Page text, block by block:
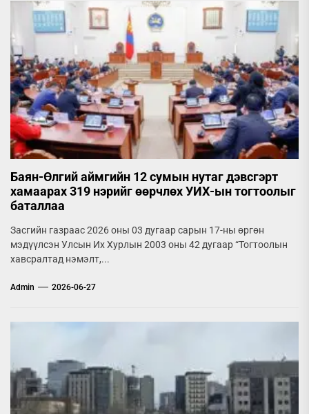
Баян-Өлгий аймгийн 12 сумын нутаг дэвсгэрт
хамаарах 319 нэрийг өөрчлөх УИХ-ын тогтоолыг
баталлаа
Засгийн газраас 2026 оны 03 дугаар сарын 17-ны өргөн
мэдүүлсэн Улсын Их Хурлын 2003 оны 42 дугаар “Тогтоолын
хавсралтад нэмэлт,...
Admin 2026-06-27